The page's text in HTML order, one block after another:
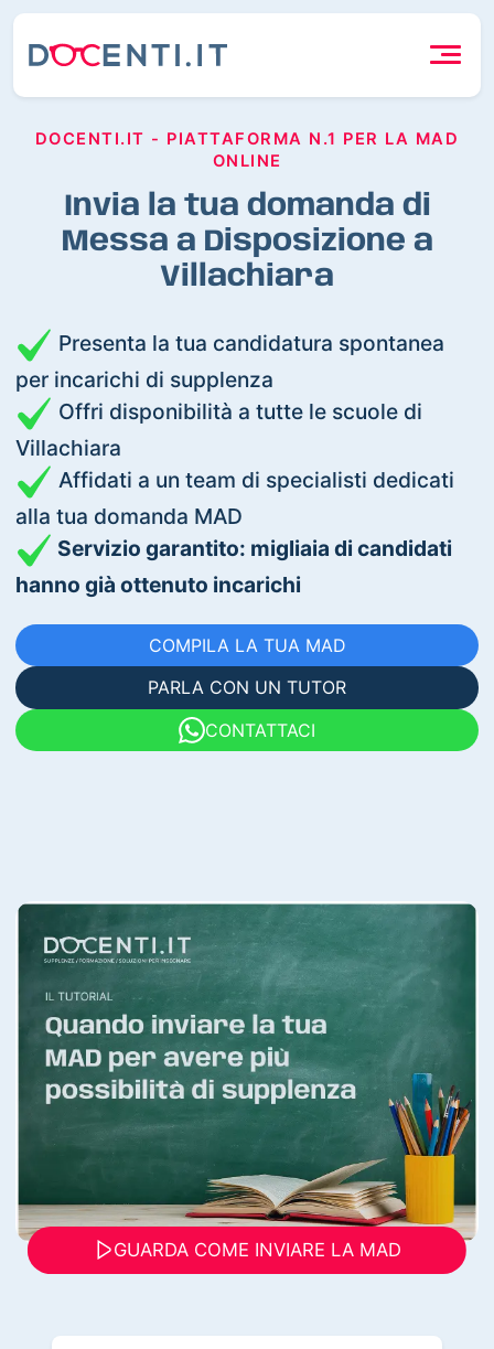
DOCENTI.IT - PIATTAFORMA N.1 PER LA MAD
ONLINE
Invia la tua domanda di
Messa a Disposizione a
Villachiara
Presenta la tua candidatura spontanea
per incarichi di supplenza
Offri disponibilità a tutte le scuole di
Villachiara
Affidati a un team di specialisti dedicati
alla tua domanda MAD
Servizio garantito: migliaia di candidati
hanno già ottenuto incarichi
COMPILA LA TUA MAD
PARLA CON UN TUTOR
CONTATTACI
GUARDA COME INVIARE LA MAD